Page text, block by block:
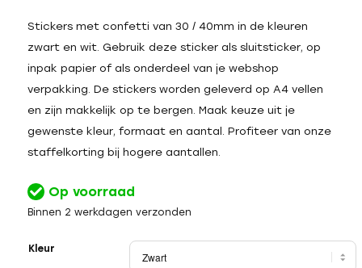
Stickers met confetti van 30 / 40mm in de kleuren
zwart en wit. Gebruik deze sticker als sluitsticker, op
inpak papier of als onderdeel van je webshop
verpakking. De stickers worden geleverd op A4 vellen
en zijn makkelijk op te bergen. Maak keuze uit je
gewenste kleur, formaat en aantal. Profiteer van onze
staffelkorting bij hogere aantallen.
Op voorraad
Binnen 2 werkdagen verzonden
Kleur